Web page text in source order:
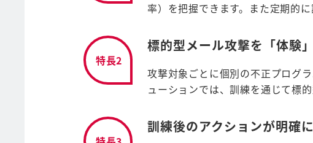
率）を把握できます。また定期的
特長2
標的型メール攻撃を「体験
攻撃対象ごとに個別の不正プログ
ューションでは、訓練を通じて標
訓練後のアクションが明確